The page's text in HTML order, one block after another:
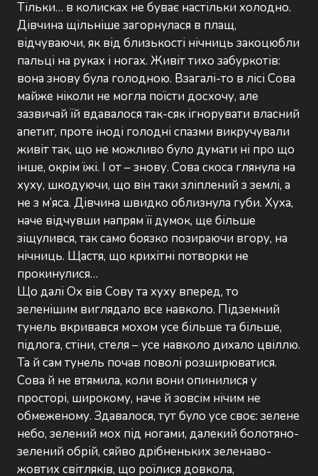
Тільки… в колисках не буває настільки холодно.
Дівчина щільніше загорнулася в плащ,
відчуваючи, як від близькості нічниць закоцюбли
пальці на руках і ногах. Живіт тихо забуркотів:
вона знову була голодною. Взагалі-то в лісі Сова
майже ніколи не могла поїсти досхочу, але
зазвичай їй вдавалося так-сяк ігнорувати власний
апетит, проте іноді голодні спазми викручували
живіт так, що не можливо було думати ні про що
інше, окрім їжі. І от – знову. Сова скоса глянула на
хуху, шкодуючи, що він таки зліплений з землі, а
не з м’яса. Дівчина швидко облизнула губи. Хуха,
наче відчувши напрям її думок, ще більше
зіщулився, так само боязко позираючи вгору, на
нічниць. Щастя, що крихітні потворки не
прокинулися…
Що далі Ох вів Сову та хуху вперед, то
зеленішим виглядало все навколо. Підземний
тунель вкривався мохом усе більше та більше,
підлога, стіни, стеля – усе навколо дихало цвіллю.
Та й сам тунель почав поволі розширюватися.
Сова й не втямила, коли вони опинилися у
просторі, широкому, наче й зовсім нічим не
обмеженому. Здавалося, тут було усе своє: зелене
небо, зелений мох під ногами, далекий болотяно-
зелений обрій, сяйво дрібненьких зеленаво-
жовтих світляків, що роїлися довкола,